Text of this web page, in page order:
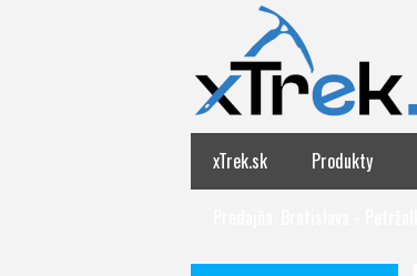
xTrek.sk Produkty